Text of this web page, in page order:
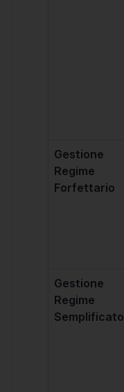
Gestione
Regime
Forfettario
Gestione
Regime
Semplificato